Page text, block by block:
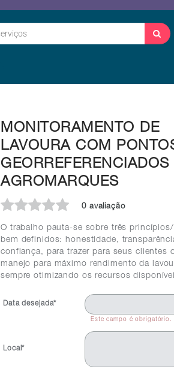
MONITORAMENTO DE
LAVOURA COM
AGROMARQUES
0 avaliação
O trabalho pauta-se sobre três
bem definidos: honestidade,
confiança, para trazer para seus clientes
manejo para máximo rendimento da
sempre otimizando os recursos
Data desejada*
Este campo é obrigatório.
Local*